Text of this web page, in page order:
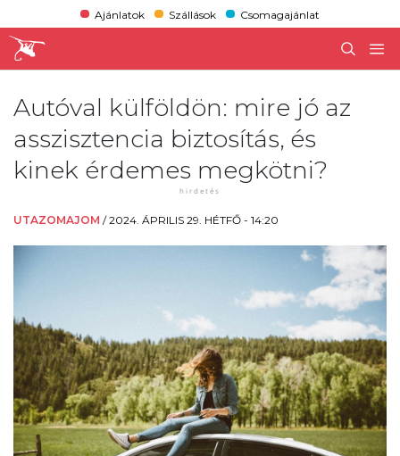
Ajánlatok Szállások Csomagajánlat
Autóval külföldön: mire jó az
asszisztencia biztosítás, és
kinek érdemes megkötni?
UTAZOMAJOM /2024. ÁPRILIS 29. HÉTFŐ - 14:20